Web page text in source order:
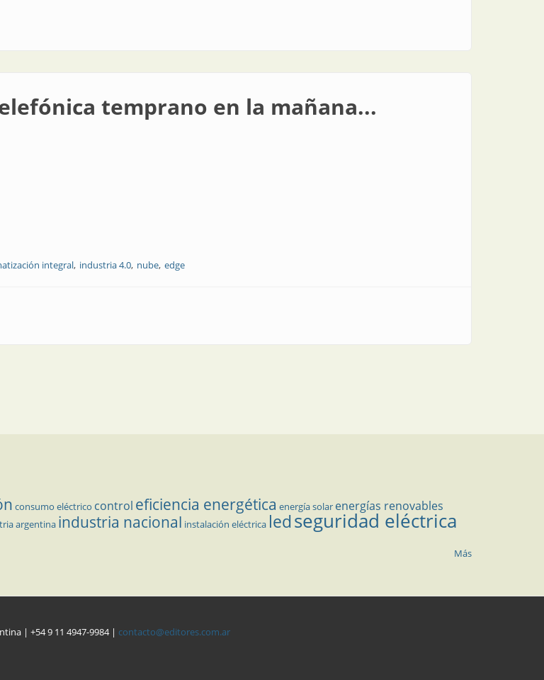
4.0
temprano en la mañana...
integral industria 4.0 nube edge
consumo eléctrico control eficiencia energética energía solar energías renovables
argentina industria nacional instalación eléctrica ledseguridad eléctrica
Más
| +54 9 11 4947-9984 | contacto@editores.com.ar